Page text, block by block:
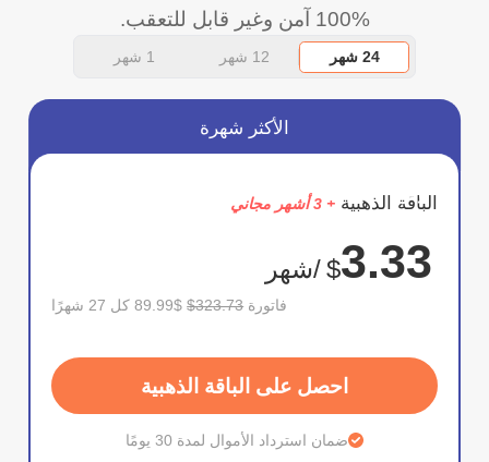
100% آمن وغير قابل للتعقب.
24 شهر 12 شهر
وفر
72%
الأكثر شهرة
الباقة الذهبية + 3 أشهر مجاني
$3.33 /شهر
فاتورة$323.73$89.99 كل 27 شهرًا
احصل على الباقة الذهبية
ضمان استرداد الأموال لمدة 30 يومًا